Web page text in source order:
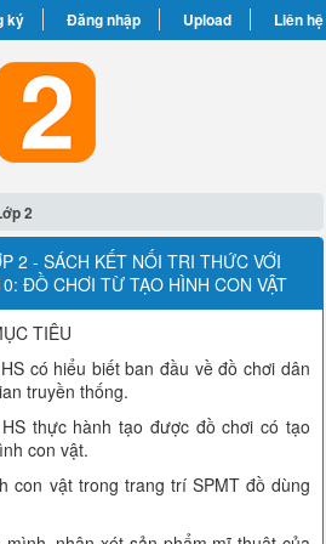
ký Đăng nhập Upload Liên hệ
2
2 - SÁCH KẾT NỐI TRI THỨC VỚI
ĐỒ CHƠI TỪ TẠO HÌNH CON VẬT
TIÊU
có hiểu biết ban đầu về đồ chơi dân
truyền thống.
thực hành tạo được đồ chơi có tạo
con vật.
con vật trong trang trí SPMT đồ dùng